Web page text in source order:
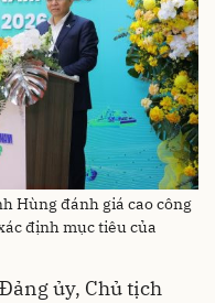
Hùng đánh giá cao công
định mục tiêu của
ủy, Chủ tịch